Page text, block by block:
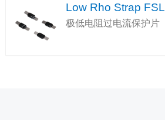
Low Rho Strap FSL
极低电阻过电流保护片